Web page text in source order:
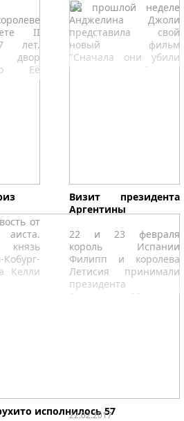
II
лет.
двор
Её
году
На прошлой неделе
Анджелина Джоли
представила свой
новый фильм
"Сначала они убили
моего отца" в
от
Келли
Визит президента
Аргентины
22 и 23 февраля
король Испании
Филипп и королева
Летисия принимали
президента
Аргентины Маурисио
исполнилось 57
22.02.2017